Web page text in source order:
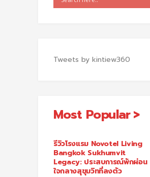
Tweets by kintiew360
Most Popular
รีวิวโรงแรม Novotel Living
Bangkok Sukhumvit
Legacy: ประสบการณ์พักผ่อน
ใจกลางสุขุมวิทที่ลงตัว